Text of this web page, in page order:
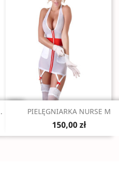
Szybki podgląd
PIELĘGNIARKA NURSE M
150,00 zł